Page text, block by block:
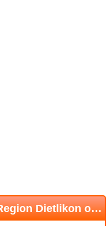
FaBe sucht 20%-40% Stelle, Region Dietlikon oder Stadt Zürich